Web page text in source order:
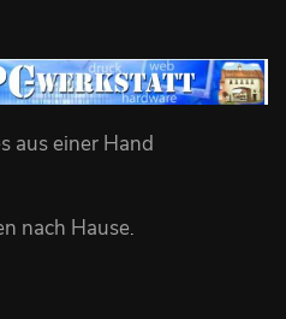
aus einer Hand
nach Hause.